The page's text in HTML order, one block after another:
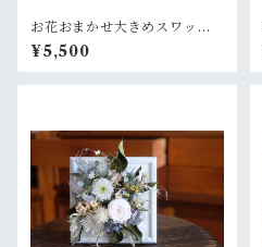
お花おまかせ大きめスワッ
グ 白×グリーン系
¥5,500